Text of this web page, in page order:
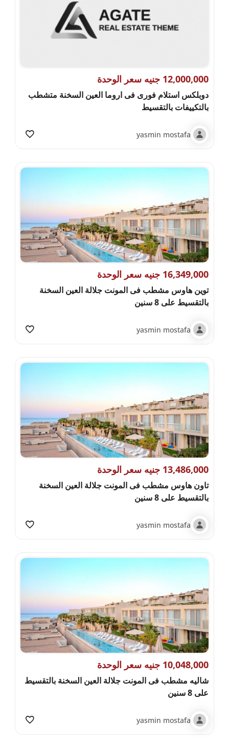
12,000,000 جنيه سعر الوحدة
دوبلكس استلام فورى فى اروما العين السخنة متشطب
بالتكييفات بالتقسيط
yasmin mostafa
16,349,000 جنيه سعر الوحدة
توين هاوس مشطب فى المونت جلالة العين السخنة
بالتقسيط على 8 سنين
yasmin mostafa
13,486,000 جنيه سعر الوحدة
تاون هاوس مشطب فى المونت جلالة العين السخنة
بالتقسيط على 8 سنين
yasmin mostafa
10,048,000 جنيه سعر الوحدة
شاليه مشطب فى المونت جلالة العين السخنة بالتقسيط
على 8 سنين
yasmin mostafa